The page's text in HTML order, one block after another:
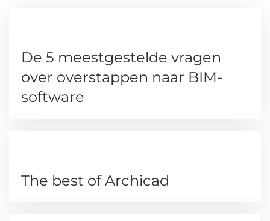
De 5 meestgestelde vragen
over overstappen naar BIM-
software
The best of Archicad